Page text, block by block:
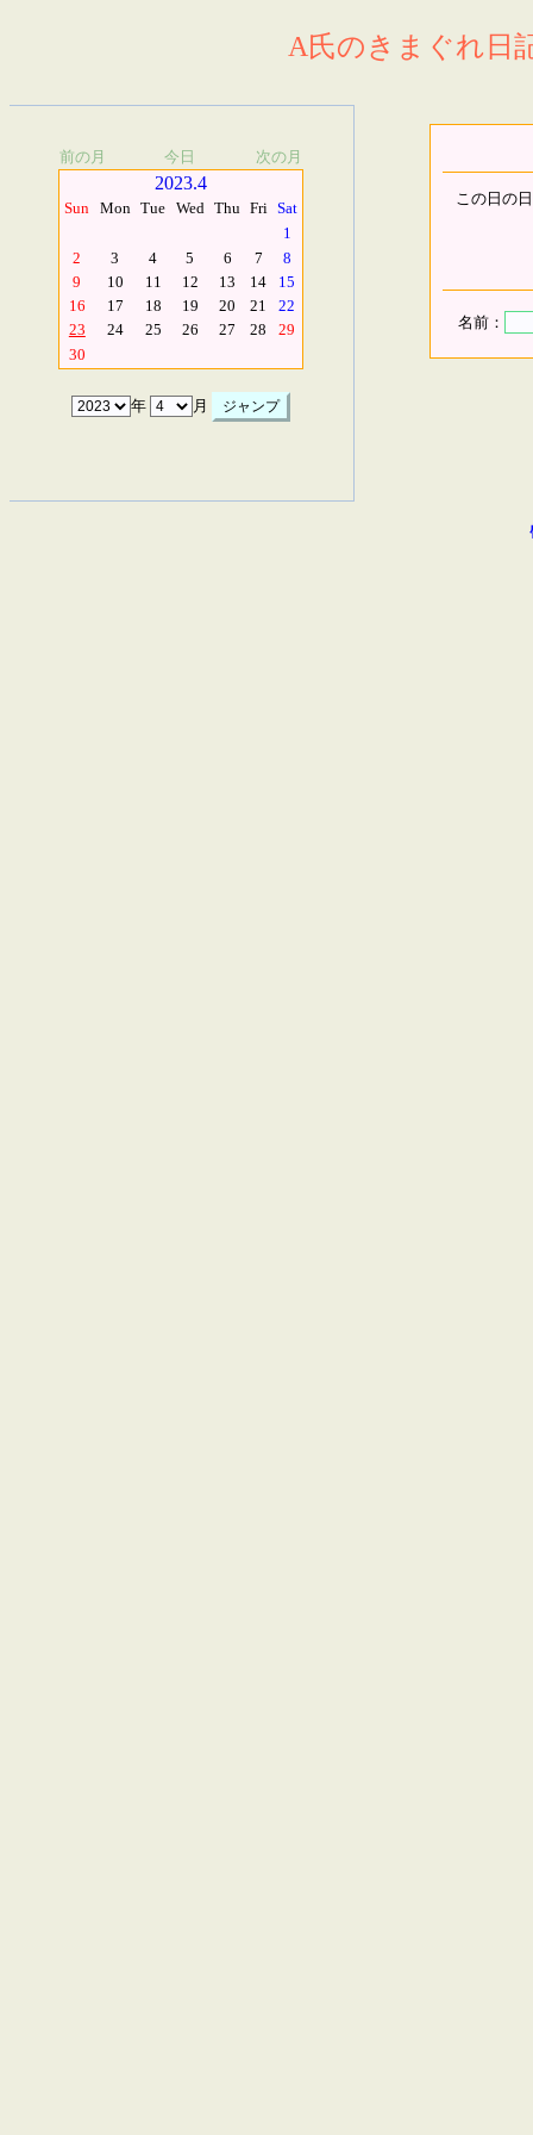
A氏のきまぐれ日
前の月 今日 次の月
2023.4
Sun Mon Tue Wed Thu Fri Sat
1
2
3 4 5 6 7
8
9
10 11 12 13 14
15
16
17 18 19 20 21
22
23
24 25 26 27 28
29
30
年 月
この日の
名前：